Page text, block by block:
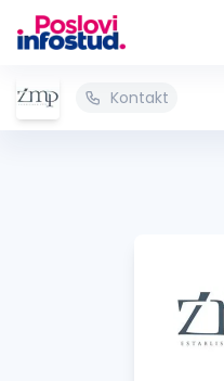
Kontakt